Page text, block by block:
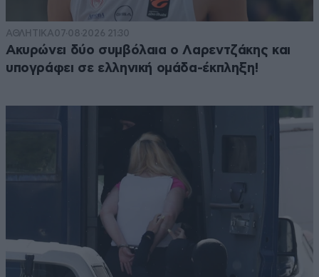
ΑΘΛΗΤΙΚΑ07·08·2026 21:30
Ακυρώνει δύο συμβόλαια ο Λαρεντζάκης και
υπογράφει σε ελληνική ομάδα-έκπληξη!